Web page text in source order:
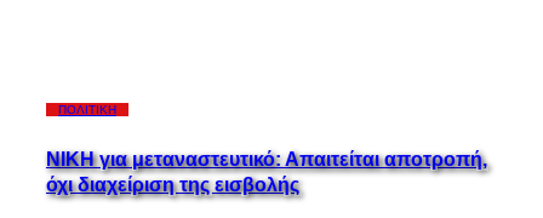
ΠΟΛΙΤΙΚΉ
ΝΙΚΗ για μεταναστευτικό: Απαιτείται αποτροπή,
όχι διαχείριση της εισβολής